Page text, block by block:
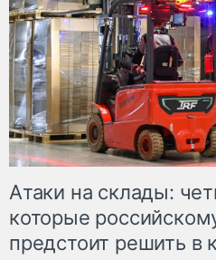
Атаки на склады:
которые
предстоит решить в